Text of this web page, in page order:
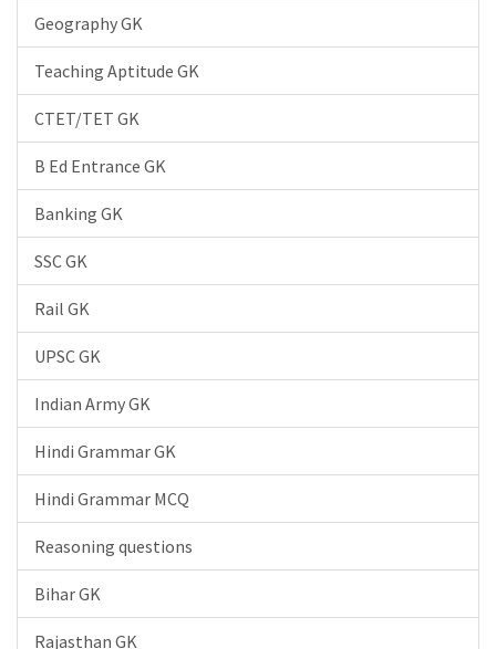
Geography GK
Teaching Aptitude GK
CTET/TET GK
B Ed Entrance GK
Banking GK
SSC GK
Rail GK
UPSC GK
Indian Army GK
Hindi Grammar GK
Hindi Grammar MCQ
Reasoning questions
Bihar GK
Rajasthan GK